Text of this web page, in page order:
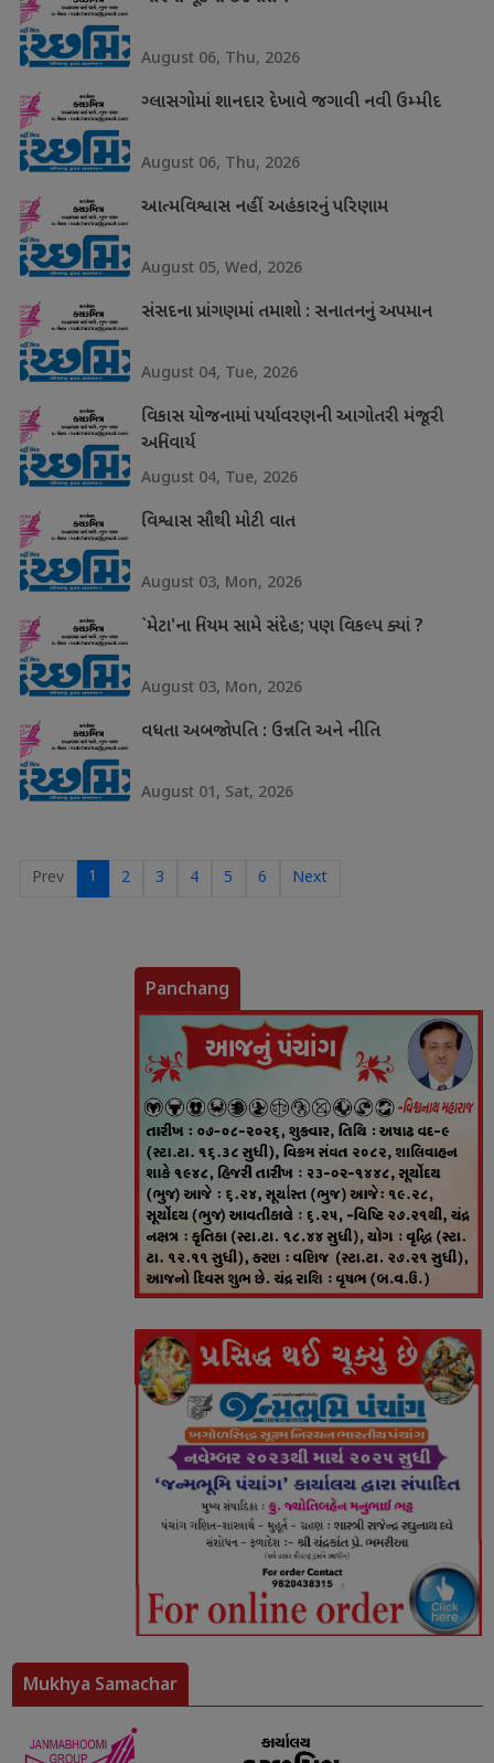
August 06, Thu, 2026
ગ્લાસગોમાં શાનદાર દેખાવે જગાવી નવી ઉમ્મીદ
August 06, Thu, 2026
આત્મવિશ્વાસ નહીં અહંકારનું પરિણામ
August 05, Wed, 2026
સંસદના પ્રાંગણમાં તમાશો : સનાતનનું અપમાન
August 04, Tue, 2026
વિકાસ યોજનામાં પર્યાવરણની આગોતરી મંજૂરી
અનિવાર્ય
August 04, Tue, 2026
વિશ્વાસ સૌથી મોટી વાત
August 03, Mon, 2026
`મેટા'ના નિયમ સામે સંદેહ; પણ વિકલ્પ ક્યાં ?
August 03, Mon, 2026
વધતા અબજોપતિ : ઉન્નતિ અને નીતિ
August 01, Sat, 2026
Prev 1 2 3 4 5 6 Next
Panchang
Mukhya Samachar